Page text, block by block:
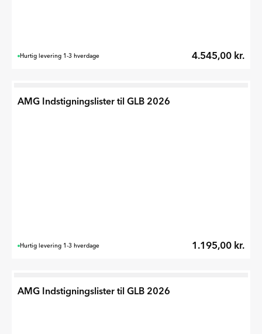
Hurtig levering 1-3 hverdage 4.545,00 kr.
AMG Indstigningslister til GLB 2026
Hurtig levering 1-3 hverdage 1.195,00 kr.
AMG Indstigningslister til GLB 2026